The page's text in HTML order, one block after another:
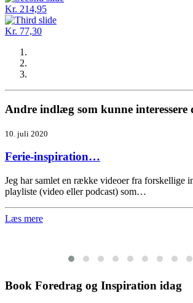
Kr. 214,95
Kr. 77,30
Andre indlæg som kunne interessere
10. juli 2020
Ferie-inspiration…
Jeg har samlet en række videoer fra forskellige
playliste (video eller podcast) som…
Læs mere
Book Foredrag og Inspiration idag